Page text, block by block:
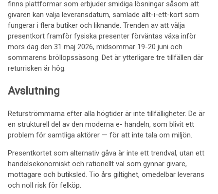
finns plattformar som erbjuder smidiga lösningar såsom att
givaren kan välja leveransdatum, samlade allt-i-ett-kort som
fungerar i flera butiker och liknande. Trenden av att välja
presentkort framför fysiska presenter förväntas växa inför
mors dag den 31 maj 2026, midsommar 19-20 juni och
sommarens bröllopssäsong. Det är ytterligare tre tillfällen där
returrisken är hög.
Avslutning
Returströmmarna efter alla högtider är inte tillfälligheter. De är
en strukturell del av den moderna e- handeln, som blivit ett
problem för samtliga aktörer — för att inte tala om miljön.
Presentkortet som alternativ gåva är inte ett trendval, utan ett
handelsekonomiskt och rationellt val som gynnar givare,
mottagare och butiksled. Tio års giltighet, omedelbar leverans
och noll risk för felköp.